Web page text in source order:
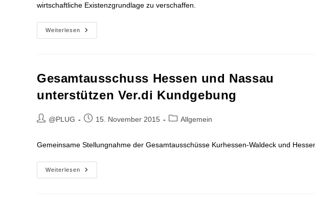
wirtschaftliche Existenzgrundlage zu verschaffen.
Weiterlesen
Kirchliche
Sozialarbeit
Vor
Allem
Frauen
Gesamtausschuss Hessen und Nassau
unterstützen Ver.di Kundgebung
Beitrags-
@PLUG
Beitrag15. November 2015
Beitrags-
Allgemein
Gemeinsame Stellungnahme der Gesamtausschüsse Kurhessen-Waldeck und
Weiterlesen
Gesamtausschuss
Hessen